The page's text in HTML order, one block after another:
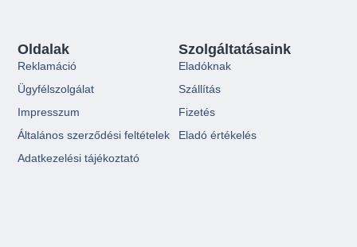
Szolgáltatásaink
Eladóknak
Szállítás
Fizetés
Eladó értékelés
Oldalak
Reklamáció
Ügyfélszolgálat
Impresszum
Általános szerződési feltételek
Adatkezelési tájékoztató